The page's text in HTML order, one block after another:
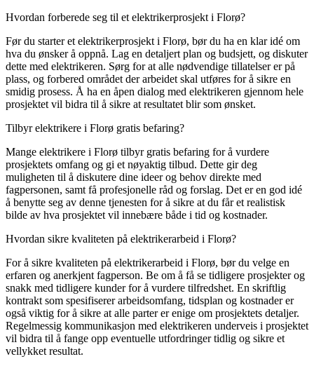
Hvordan forberede seg til et elektrikerprosjekt i Florø?
Før du starter et elektrikerprosjekt i Florø, bør du ha en klar idé om
hva du ønsker å oppnå. Lag en detaljert plan og budsjett, og diskuter
dette med elektrikeren. Sørg for at alle nødvendige tillatelser er på
plass, og forbered området der arbeidet skal utføres for å sikre en
smidig prosess. Å ha en åpen dialog med elektrikeren gjennom hele
prosjektet vil bidra til å sikre at resultatet blir som ønsket.
Tilbyr elektrikere i Florø gratis befaring?
Mange elektrikere i Florø tilbyr gratis befaring for å vurdere
prosjektets omfang og gi et nøyaktig tilbud. Dette gir deg
muligheten til å diskutere dine ideer og behov direkte med
fagpersonen, samt få profesjonelle råd og forslag. Det er en god idé
å benytte seg av denne tjenesten for å sikre at du får et realistisk
bilde av hva prosjektet vil innebære både i tid og kostnader.
Hvordan sikre kvaliteten på elektrikerarbeid i Florø?
For å sikre kvaliteten på elektrikerarbeid i Florø, bør du velge en
erfaren og anerkjent fagperson. Be om å få se tidligere prosjekter og
snakk med tidligere kunder for å vurdere tilfredshet. En skriftlig
kontrakt som spesifiserer arbeidsomfang, tidsplan og kostnader er
også viktig for å sikre at alle parter er enige om prosjektets detaljer.
Regelmessig kommunikasjon med elektrikeren underveis i prosjektet
vil bidra til å fange opp eventuelle utfordringer tidlig og sikre et
vellykket resultat.